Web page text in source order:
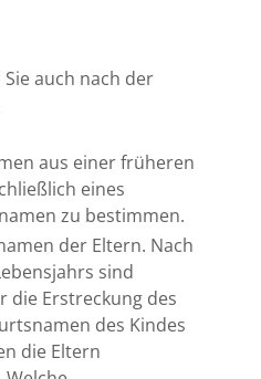
auch nach der
aus einer früheren
eines
zu bestimmen.
der Eltern. Nach
sind
die Erstreckung des
des Kindes
die Eltern